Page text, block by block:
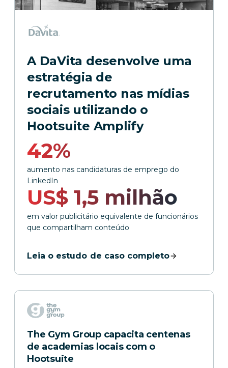
A DaVita desenvolve uma
estratégia de
recrutamento nas mídias
sociais utilizando o
Hootsuite Amplify
42%
aumento nas candidaturas de emprego do
LinkedIn
US$ 1,5 milhão
em valor publicitário equivalente de funcionários
que compartilham conteúdo
Leia o estudo de caso completo
The Gym Group capacita centenas
de academias locais com o
Hootsuite